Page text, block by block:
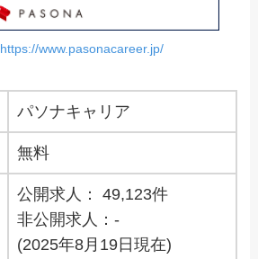
https://www.pasonacareer.jp/
パソナキャリア
無料
公開求人： 49,123件
非公開求人：-
(2025年8月19日現在)